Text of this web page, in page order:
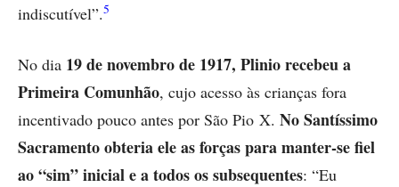
indiscutível”.5
No dia 19 de novembro de 1917, Plinio recebeu a
Primeira Comunhão, cujo acesso às crianças fora
incentivado pouco antes por São Pio X. No Santíssimo
Sacramento obteria ele as forças para manter-se fiel
ao “sim” inicial e a todos os subsequentes: “Eu